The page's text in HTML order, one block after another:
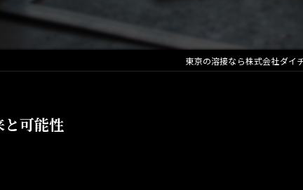
東京の溶接なら株式会社ダイ
可能性